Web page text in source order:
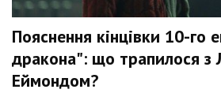
Пояснення кінцівки 10-го
дракона": що трапилося з
Еймондом?